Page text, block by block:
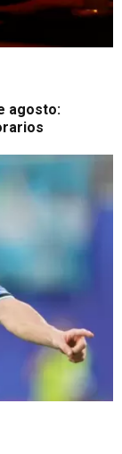
agosto: